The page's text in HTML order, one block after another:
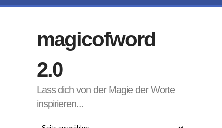
magicofword
2.0
Lass dich von der Magie der Worte
inspirieren...